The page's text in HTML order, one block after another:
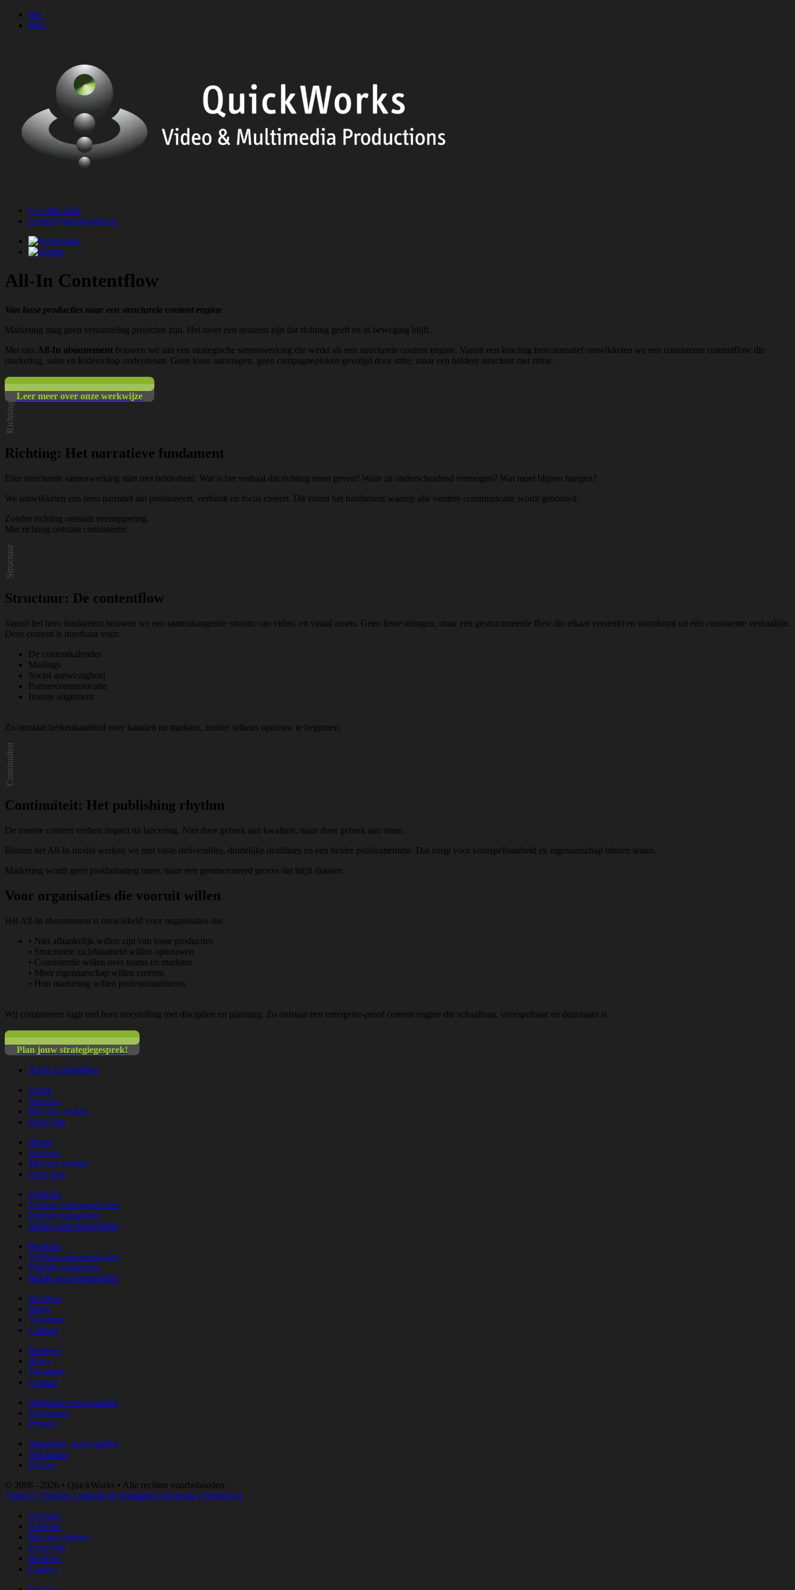
naar
Bel
Mail
071 408 5826
contact@quickworks.nl
All-In Contentflow
Van losse producties naar een structurele content engine
Marketing mag geen verzameling projecten zijn. Het moet een systeem zijn dat richting geeft en in beweging blijft.
Met ons All-In abonnement bouwen we aan een strategische samenwerking die werkt als een structurele content engine. Vanuit een krachtig hero narratief ontwikkelen we een consistente contentflow die
marketing, sales en leiderschap ondersteunt. Geen losse aanvragen, geen campagnepieken gevolgd door stilte, maar een heldere structuur met ritme.
Leer meer over onze werkwijze
Richting
Richting: Het narratieve fundament
Elke structurele samenwerking start met helderheid. Wat is het verhaal dat richting moet geven? Waar zit onderscheidend vermogen? Wat moet blijven hangen?
We ontwikkelen een hero narratief dat positioneert, verbindt en focus creëert. Dit vormt het fundament waarop alle verdere communicatie wordt gebouwd.
Zonder richting ontstaat versnippering.
Met richting ontstaat consistentie.
Structuur
Structuur: De contentflow
Vanuit het hero fundament bouwen we een samenhangende stroom van video- en visual assets. Geen losse uitingen, maar een gestructureerde flow die elkaar versterkt en voortkomt uit één consistente verhaallijn.
Deze content is inzetbaar voor:
De contentkalender
Mailings
Social aanwezigheid
Partnercommunicatie
Interne alignment
Zo ontstaat herkenbaarheid over kanalen en markten, zonder telkens opnieuw te beginnen.
Continuïteit
Continuïteit: Het publishing rhythm
De meeste content verliest impact na lancering. Niet door gebrek aan kwaliteit, maar door gebrek aan ritme.
Binnen het All-In model werken we met vaste deliverables, duidelijke deadlines en een helder publicatieritme. Dat zorgt voor voorspelbaarheid en eigenaarschap binnen teams.
Marketing wordt geen piekbelasting meer, maar een gestructureerd proces dat blijft draaien.
Voor organisaties die vooruit willen
Het All-In abonnement is ontwikkeld voor organisaties die:
• Niet afhankelijk willen zijn van losse producties
• Structurele zichtbaarheid willen opbouwen
• Consistentie willen over teams en markten
• Meer eigenaarschap willen creëren
• Hun marketing willen professionaliseren
Wij combineren high end hero storytelling met discipline en planning. Zo ontstaat een enterprise-proof content engine die schaalbaar, voorspelbaar en duurzaam is.
Plan jouw strategiegesprek!
All-In Contentflow
Home
Services
Met ons werken
Over Ons
Home
Services
Met ons werken
Over Ons
Portfolio
Tijdloze videoproducties
Digitale magazines
Bekijk onze bedrijfsfilm
Portfolio
Tijdloze videoproducties
Digitale magazines
Bekijk onze bedrijfsfilm
Reviews
Blogs
Vacatures
Contact
Reviews
Blogs
Vacatures
Contact
Algemene voorwaarden
Disclaimer
Privacy
Algemene voorwaarden
Disclaimer
Privacy
© 2008 –2026 • QuickWorks • Alle rechten voorbehouden.
Vimeo-vYoutube Linkedin-in Instagram Facebook-f Pinterest-p
Services
Portfolio
Met ons werken
Over Ons
Reviews
Contact